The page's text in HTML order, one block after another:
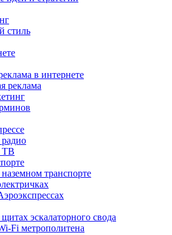
стиль
в интернете
реклама
ТВ
транспорте
эскалаторного свода
Fi метрополитена